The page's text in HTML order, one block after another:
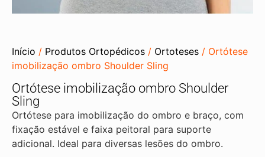
Início / Produtos Ortopédicos / Ortoteses / Ortótese
imobilização ombro Shoulder Sling
Ortótese imobilização ombro Shoulder
Sling
Ortótese para imobilização do ombro e braço, com
fixação estável e faixa peitoral para suporte
adicional. Ideal para diversas lesões do ombro.